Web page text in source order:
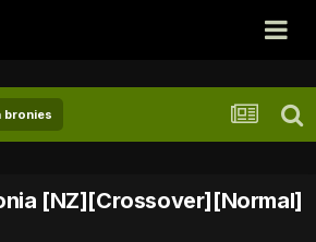
bronies
[NZ][Crossover][Normal]